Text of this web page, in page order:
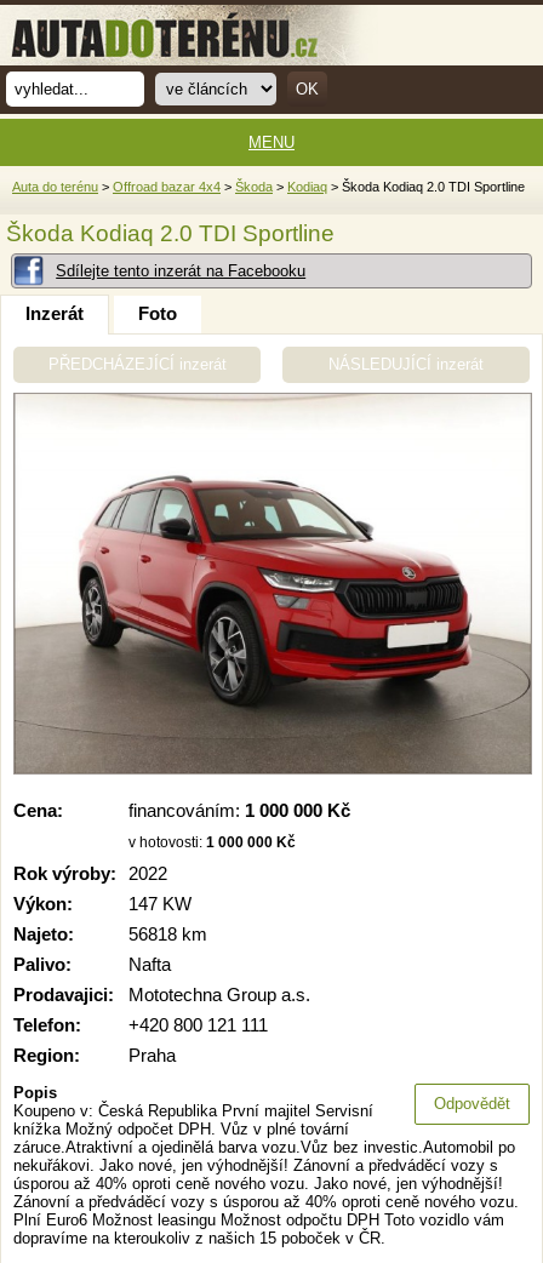
Auta do terénu > Offroad bazar 4x4 > Škoda > Kodiaq > Škoda Kodiaq 2.0 TDI Sportline
Škoda Kodiaq 2.0 TDI Sportline
Sdílejte tento inzerát na Facebooku
Inzerát Foto
PŘEDCHÁZEJÍCÍ inzerát NÁSLEDUJÍCÍ inzerát
Cena: financováním: 1 000 000 Kč
v hotovosti: 1 000 000 Kč
Rok výroby:
2022
Výkon:
147 KW
Najeto:
56818 km
Palivo:
Nafta
Prodavajici:
Mototechna Group a.s.
Telefon:
+420 800 121 111
Region:
Praha
Odpovědět
Popis
Koupeno v: Česká Republika První majitel Servisní
knížka Možný odpočet DPH. Vůz v plné tovární
záruce.Atraktivní a ojedinělá barva vozu.Vůz bez investic.Automobil po
nekuřákovi. Jako nové, jen výhodnější! Zánovní a předváděcí vozy s
úsporou až 40% oproti ceně nového vozu. Jako nové, jen výhodnější!
Zánovní a předváděcí vozy s úsporou až 40% oproti ceně nového vozu.
Plní Euro6 Možnost leasingu Možnost odpočtu DPH Toto vozidlo vám
dopravíme na kteroukoliv z našich 15 poboček v ČR.
MENU